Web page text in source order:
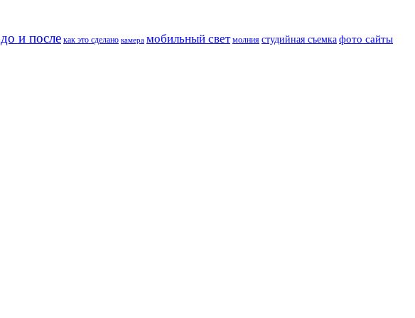
до и после как это сделано камера мобильный свет молния студийная съемка фото сайты